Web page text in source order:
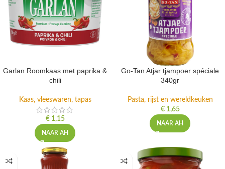
Garlan Roomkaas met paprika &
Kaas, vleeswaren, tapas
€ 1,15
NAAR AH
Go-Tan Atjar tjampoer spéciale
Pasta, rijst en wereldkeuken
€ 1,65
NAAR AH